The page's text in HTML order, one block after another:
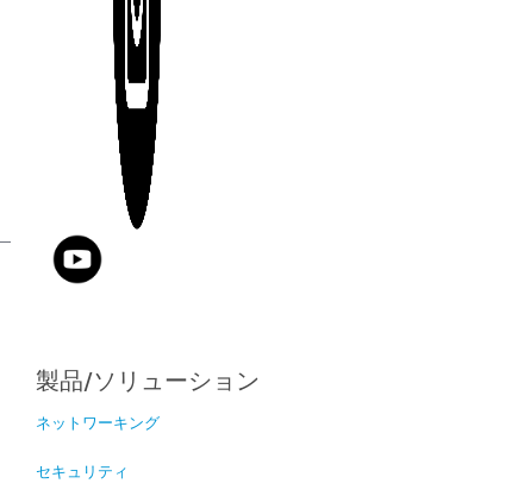
製品/ソリューション
ネットワーキング
セキュリティ